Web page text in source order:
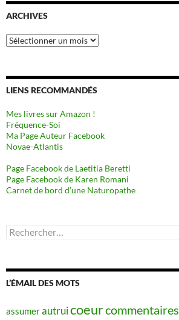
ARCHIVES
Archives
LIENS RECOMMANDÉS
Mes livres sur Amazon !
Fréquence-Soi
Ma Page Auteur Facebook
Novae-Atlantis
Page Facebook de Laetitia Beretti
Page Facebook de Karen Romani
Carnet de bord d’une Naturopathe
Rechercher :
L’ÉMAIL DES MOTS
assumerautruicoeurcommentaires